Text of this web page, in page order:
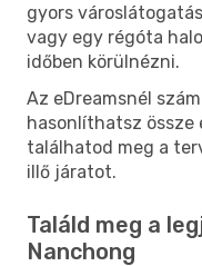
gyors
vagy egy régóta
időben körülnézni.
Az eDreamsnél
hasonlíthatsz össze
találhatod meg a
illő járatot.
Találd meg a
Nanchong